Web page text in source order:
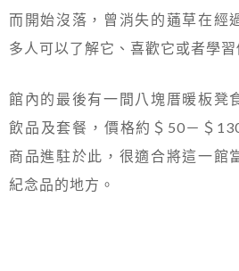
而開始沒落，曾消失的蓪草在經
多人可以了解它、喜歡它或者學習
館內的最後有一間八塊厝暖板凳
飲品及套餐，價格約＄50－＄
商品進駐於此，很適合將這一館
紀念品的地方。